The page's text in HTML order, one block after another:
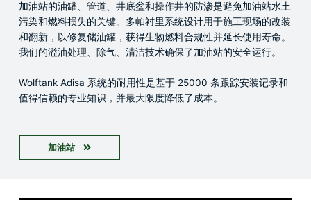
加油站的油罐、管道、井底盆和操作井的防渗是避免加油站水土
污染和燃料损失的关键。多帕衬里系统设计用于施工现场的改装
和翻新，以修复储油罐，获得生物燃料合规性并延长使用寿命。
我们的溢油处理、除气、清洁技术确保了加油站的安全运行。
Wolftank Adisa 系统的耐用性是基于 25000 条跟踪安装记录和
值得信赖的专业知识，并最大限度降低了成本。
加油站